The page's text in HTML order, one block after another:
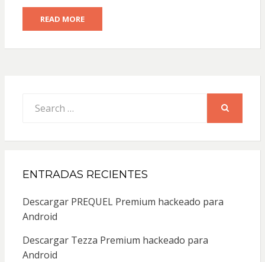
READ MORE
for:
ENTRADAS RECIENTES
Descargar PREQUEL Premium hackeado para
Android
Descargar Tezza Premium hackeado para
Android